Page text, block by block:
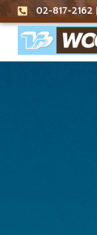
02-817-2162